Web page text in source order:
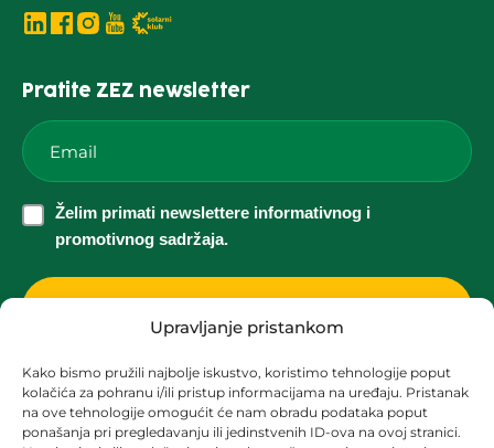
Upravljanje pristankom
Kako bismo pružili najbolje iskustvo, koristimo tehnologije poput
kolačića za pohranu i/ili pristup informacijama na uređaju. Pristanak
na ove tehnologije omogućit će nam obradu podataka poput
ponašanja pri pregledavanju ili jedinstvenih ID-ova na ovoj stranici.
Pratite ZEZ newsletter
Email
*
Želim
primati
informativnog
sadržaja.
*
Želim primati newslettere informativnog i
promotivnog sadržaja.
Korisnička podrška za solarne elektrane